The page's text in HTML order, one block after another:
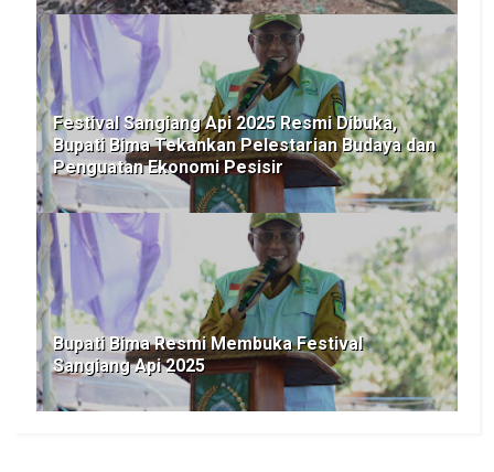
Festival Sangiang Api 2025 Resmi Dibuka,
Bupati Bima Tekankan Pelestarian Budaya dan
Penguatan Ekonomi Pesisir
Bupati Bima Resmi Membuka Festival
Sangiang Api 2025